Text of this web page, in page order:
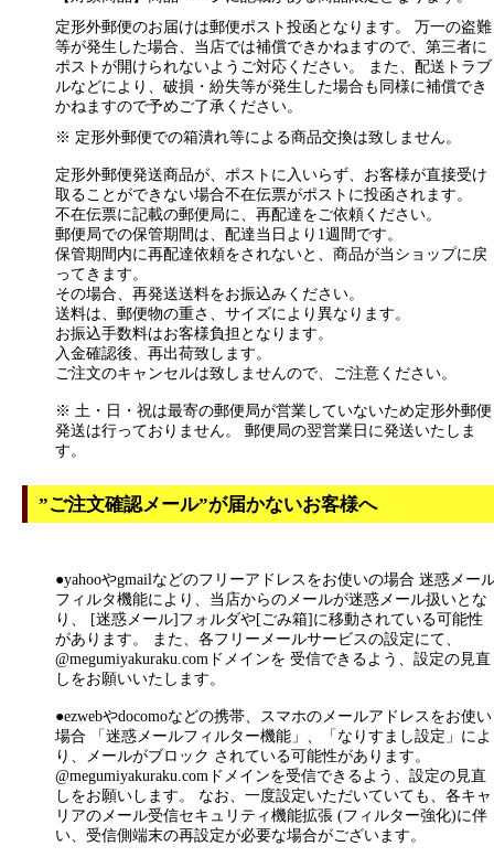
定形外郵便のお届けは郵便ポスト投函となります。 万一の盗難
等が発生した場合、当店では補償できかねますので、第三者に
ポストが開けられないようご対応ください。 また、配送トラブ
ルなどにより、破損・紛失等が発生した場合も同様に補償でき
かねますので予めご了承ください。
※ 定形外郵便での箱潰れ等による商品交換は致しません。
定形外郵便発送商品が、ポストに入いらず、お客様が直接受け
取ることができない場合不在伝票がポストに投函されます。
不在伝票に記載の郵便局に、再配達をご依頼ください。
郵便局での保管期間は、配達当日より1週間です。
保管期間内に再配達依頼をされないと、商品が当ショップに戻
ってきます。
その場合、再発送送料をお振込みください。
送料は、郵便物の重さ、サイズにより異なります。
お振込手数料はお客様負担となります。
入金確認後、再出荷致します。
ご注文のキャンセルは致しませんので、ご注意ください。
※ 土・日・祝は最寄の郵便局が営業していないため定形外郵便
発送は行っておりません。 郵便局の翌営業日に発送いたしま
す。
”ご注文確認メール”が届かないお客様へ
●yahooやgmailなどのフリーアドレスをお使いの場合 迷惑メー
フィルタ機能により、当店からのメールが迷惑メール扱いとな
り、 [迷惑メール]フォルダや[ごみ箱]に移動されている可能性
があります。 また、各フリーメールサービスの設定にて、
@megumiyakuraku.comドメインを 受信できるよう、設定の見直
しをお願いいたします。
●ezwebやdocomoなどの携帯、スマホのメールアドレスをお使い
場合 「迷惑メールフィルター機能」、「なりすまし設定」によ
り、メールがブロック されている可能性があります。
@megumiyakuraku.comドメインを受信できるよう、設定の見直
しをお願いします。 なお、一度設定いただいていても、各キャ
リアのメール受信セキュリティ機能拡張 (フィルター強化)に伴
い、受信側端末の再設定が必要な場合がございます。